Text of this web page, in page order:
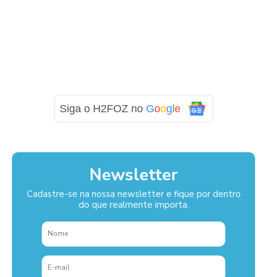
Siga o H2FOZ no Goog e
Newsletter
Cadastre-se na nossa newsletter e fique por dentro
do que realmente importa.